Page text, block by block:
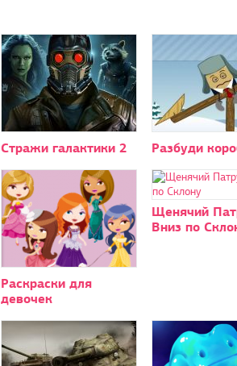
Стражи галактики 2 Разбуди
Раскраски для
девочек
Щенячий
Вниз по